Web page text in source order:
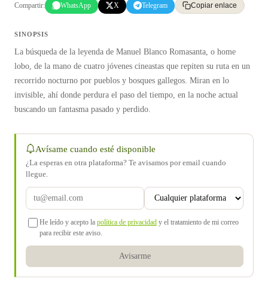
Compartir: WhatsApp X Telegram Copiar enlace
SINOPSIS
La búsqueda de la leyenda de Manuel Blanco Romasanta, o home
lobo, de la mano de cuatro jóvenes cineastas que repiten su ruta en un
recorrido nocturno por pueblos y bosques gallegos. Miran en lo
invisible, ahí donde perdura el paso del tiempo, en la noche actual
buscando un fantasma pasado y perdido.
Avísame cuando esté disponible
¿La esperas en otra plataforma? Te avisamos por email cuando
llegue.
He leído y acepto la política de privacidad y el tratamiento de mi correo
para recibir este aviso.
Avisarme